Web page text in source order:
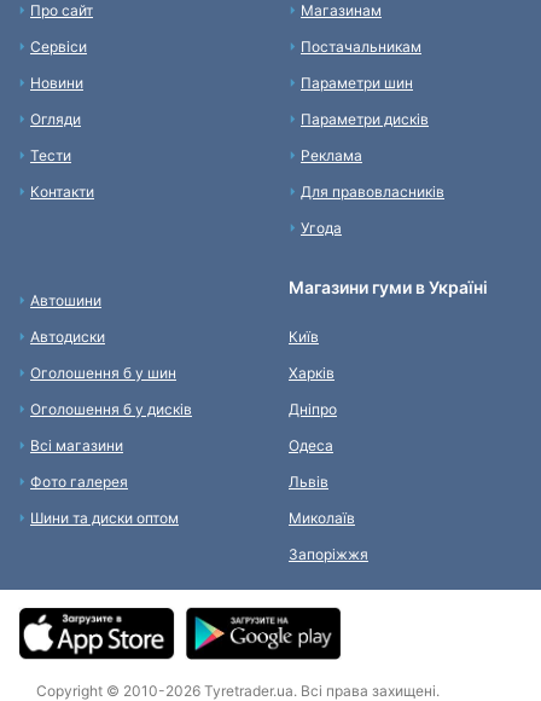
Про сайт
Сервіси
Новини
Огляди
Тести
Контакти
Магазинам
Постачальникам
Параметри шин
Параметри дисків
Реклама
Для правовласників
Угода
Автошини
Автодиски
Оголошення б у шин
Оголошення б у дисків
Всі магазини
Фото галерея
Шини та диски оптом
Магазини гуми в Україні
Київ
Харків
Дніпро
Одеса
Львів
Миколаїв
Запоріжжя
Copyright © 2010-2026 Tyretrader.ua. Всі права захищені.